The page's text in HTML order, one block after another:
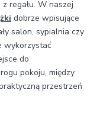
regału. W naszej
dobrze wpisujące
salon, sypialnia czy
wykorzystać
do
pokoju, między
przestrzeń